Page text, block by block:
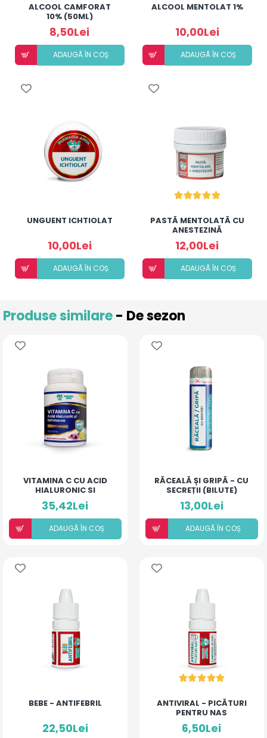
ALCOOL CAMFORAT
10% (50ML)
8,50Lei
ADAUGÃ ÎN COȘ
ALCOOL MENTOLAT 1%
10,00Lei
ADAUGÃ ÎN COȘ
UNGUENT ICHTIOLAT
10,00Lei
ADAUGÃ ÎN COȘ
PASTĂ MENTOLATĂ CU
ANESTEZINĂ
12,00Lei
ADAUGÃ ÎN COȘ
Produse similare- De sezon
VITAMINA C CU ACID
HIALURONIC SI
ECHINACEA
35,42Lei
ADAUGÃ ÎN COȘ
RĂCEALĂ ȘI GRIPĂ - CU
SECREȚII (BILUTE)
13,00Lei
ADAUGÃ ÎN COȘ
BEBE - ANTIFEBRIL
22,50Lei
ANTIVIRAL - PICĂTURI
PENTRU NAS
6,50Lei